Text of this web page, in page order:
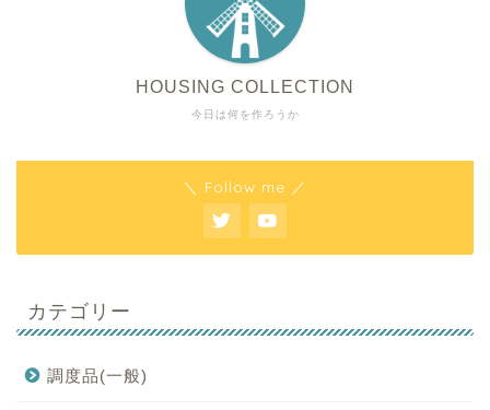
今日は何を作ろうか
HOUSING COLLECTION
＼ Follow me ／
カテゴリー
調度品(一般)